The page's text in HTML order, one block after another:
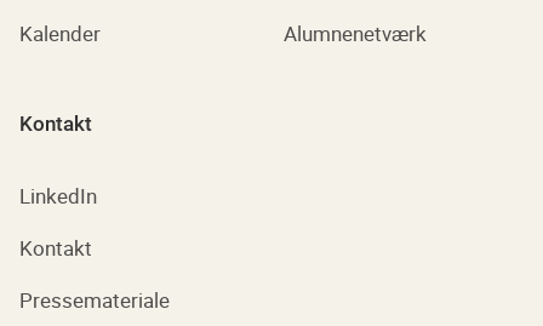
Kalender
Alumnenetværk
Kontakt
LinkedIn
Kontakt
Pressemateriale